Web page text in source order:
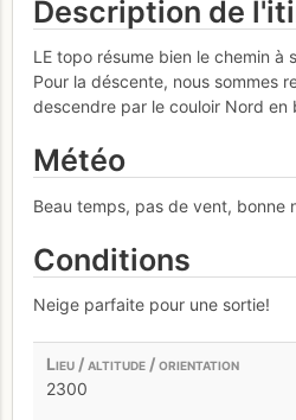
Description de
LE topo résume bien le chemin à
Pour la déscente, nous sommes
descendre par le couloir Nord en
Météo
Beau temps, pas de vent, bonne
Conditions
Neige parfaite pour une sortie!
2300